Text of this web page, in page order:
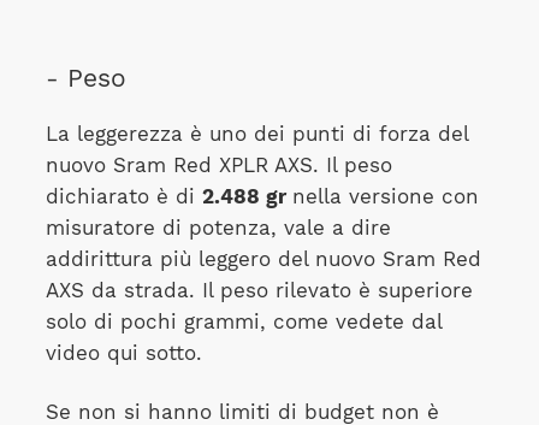
- Peso
La leggerezza è uno dei punti di forza del
nuovo Sram Red XPLR AXS. Il peso
dichiarato è di 2.488 gr nella versione con
misuratore di potenza, vale a dire
addirittura più leggero del nuovo Sram Red
AXS da strada. Il peso rilevato è superiore
solo di pochi grammi, come vedete dal
video qui sotto.
Se non si hanno limiti di budget non è